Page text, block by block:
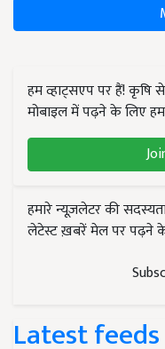
हम व्हाट्सएप पर हैं! कृषि
मोबाइल में पढ़ने के लिए
हमारे न्यूज़लेटर की
लेटेस्ट ख़बरें मेल पर पढ़ने
Latest feeds